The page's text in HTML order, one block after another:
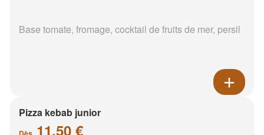
Base tomate, fromage, cocktail de fruits de mer, persil
Pizza kebab junior
11.50 €